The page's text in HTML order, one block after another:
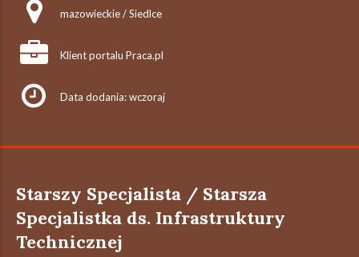
mazowieckie / Siedlce
Klient portalu Praca.pl
Data dodania: wczoraj
Starszy Specjalista / Starsza
Specjalistka ds. Infrastruktury
Technicznej